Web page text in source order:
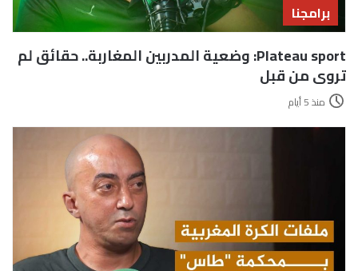
برامجنا
Plateau sport: وضعية المدربين المغاربة.. حقائق لم
تروى من قبل
منذ 5 أيام